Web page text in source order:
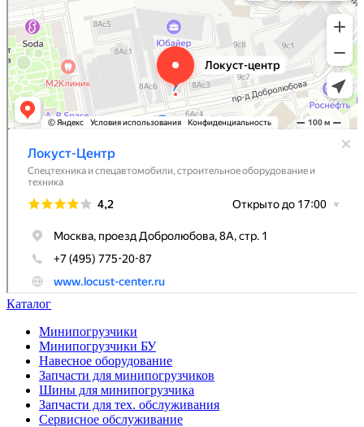
Каталог
Минипогрузчики
Минипогрузчики БУ
Навесное оборудование
Запчасти для минипогрузчиков
Шины для минипогрузчика
Запчасти для тех. обслуживания
Сервисное обслуживание